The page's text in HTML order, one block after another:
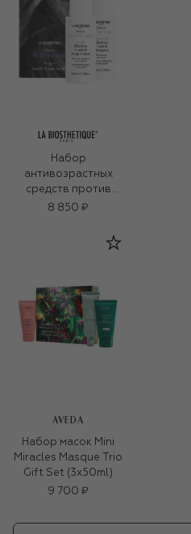
Набор
антивозрастных
средств против
выпадения волос
8 850 ₽
AVEDA
Набор масок Mini
Miracles Masque Trio
Gift Set (3x50ml)
9 700 ₽